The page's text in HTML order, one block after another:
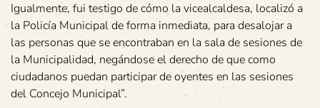
Igualmente, fui testigo de cómo la vicealcaldesa, localizó a
la Policía Municipal de forma inmediata, para desalojar a
las personas que se encontraban en la sala de sesiones de
la Municipalidad, negándose el derecho de que como
ciudadanos puedan participar de oyentes en las sesiones
del Concejo Municipal”.